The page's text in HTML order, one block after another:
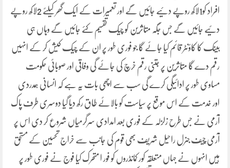
افراد کو1لاکھ روپے دئیے جائیں گے اور تعمیرات کے ایک گھر کیلئے 2لاکھ روپے
دئیے جائیں گے جس جگہ متاثرین کو چیک تقسیم کئے جائیں گے وہاں ہی
بینک کا کاؤنٹر قائم کیا جائے گا جو فوری طور پر ان کے چیک کیش کر کے انہیں
رقم دے گا متاثرین پر جتنی رقم خرچ کی جائے گی وفاقی اور صوبائی حکومت
مساوی طور پر ادائیگی کرے گی سب سے اچھی بات یہ ہے کہ انسانی ہمدردی
اور خدمت کے اس موقع پر سیاست کو بالائے طاق رکھ دیا گیا دوسری طرف پاک
آرمی نے جس طرح زلزلہ کے فوری بعد امدادی سرگرمیاں شروع کر دی اس پر
آرمی چیف جنرل راحیل شریف بھی قوم کی جانب سے خراج تحسین کے مستحق
ہیں انہوں نے جہاں متعلقہ کور کمانڈروں کو فور ا متحرک کیا فوج نے فوری طور پر